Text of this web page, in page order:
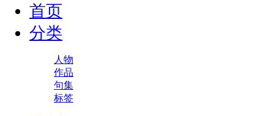
首页
分类
人物
作品
句集
标签